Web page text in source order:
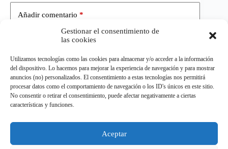
Gestionar el consentimiento de
las cookies
Utilizamos tecnologías como las cookies para almacenar y/o acceder a la información
del dispositivo. Lo hacemos para mejorar la experiencia de navegación y para mostrar
anuncios (no) personalizados. El consentimiento a estas tecnologías nos permitirá
procesar datos como el comportamiento de navegación o los ID's únicos en este sitio.
No consentir o retirar el consentimiento, puede afectar negativamente a ciertas
características y funciones.
Aceptar
Añadir comentario *
Publicar el comentario